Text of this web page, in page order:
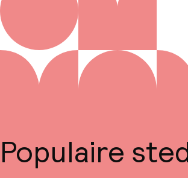
Populaire